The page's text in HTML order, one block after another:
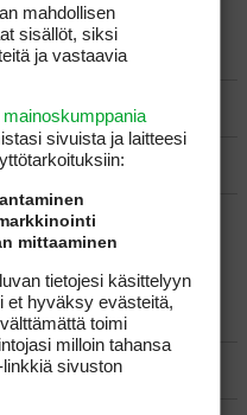
mahdollisen
sisällöt, siksi
ja vastaavia
sivuista ja laitteesi
mittaaminen
tietojesi käsittelyyn
et hyväksy evästeitä,
toimi
milloin tahansa
linkkiä sivuston